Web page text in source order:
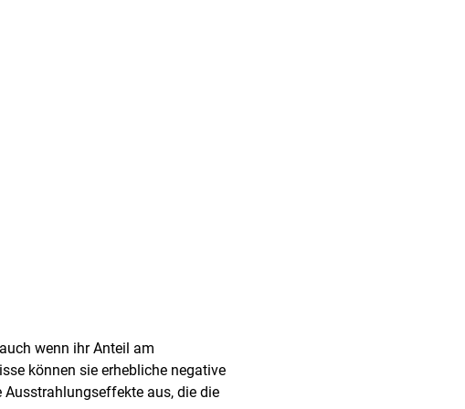
wenn ihr Anteil am
können sie erhebliche negative
aus, die die